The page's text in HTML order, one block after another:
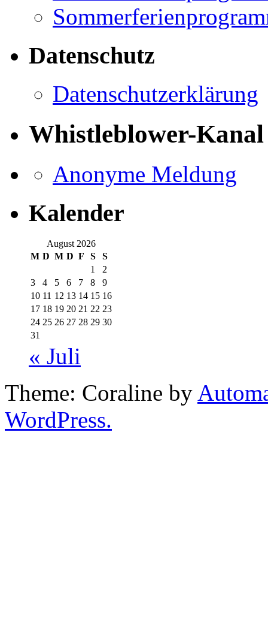
Datenschutz
Datenschutzerklärung
Whistleblower-Kanal
Anonyme Meldung
Kalender
August 2026
M D M D F S
S
1
2
3
4 5 6 7 8
9
10 11 12 13 14 15 16
17 18 19 20 21 22 23
24 25 26 27 28 29 30
31
« Juli
Theme: Coraline by
WordPress.